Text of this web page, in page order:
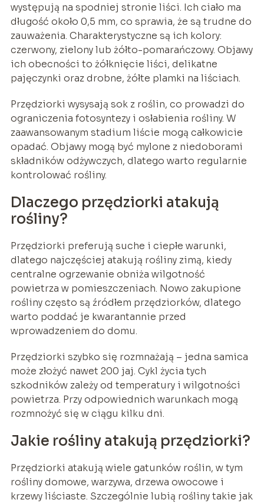
występują na spodniej stronie liści. Ich ciało ma
długość około 0,5 mm, co sprawia, że są trudne do
zauważenia. Charakterystyczne są ich kolory:
czerwony, zielony lub żółto-pomarańczowy. Objawy
ich obecności to żółknięcie liści, delikatne
pajęczynki oraz drobne, żółte plamki na liściach.
Przędziorki wysysają sok z roślin, co prowadzi do
ograniczenia fotosyntezy i osłabienia rośliny. W
zaawansowanym stadium liście mogą całkowicie
opadać. Objawy mogą być mylone z niedoborami
składników odżywczych, dlatego warto regularnie
kontrolować rośliny.
Dlaczego przędziorki atakują
rośliny?
Przędziorki preferują suche i ciepłe warunki,
dlatego najczęściej atakują rośliny zimą, kiedy
centralne ogrzewanie obniża wilgotność
powietrza w pomieszczeniach. Nowo zakupione
rośliny często są źródłem przędziorków, dlatego
warto poddać je kwarantannie przed
wprowadzeniem do domu.
Przędziorki szybko się rozmnażają – jedna samica
może złożyć nawet 200 jaj. Cykl życia tych
szkodników zależy od temperatury i wilgotności
powietrza. Przy odpowiednich warunkach mogą
rozmnożyć się w ciągu kilku dni.
Jakie rośliny atakują przędziorki?
Przędziorki atakują wiele gatunków roślin, w tym
rośliny domowe, warzywa, drzewa owocowe i
krzewy liściaste. Szczególnie lubią rośliny takie jak